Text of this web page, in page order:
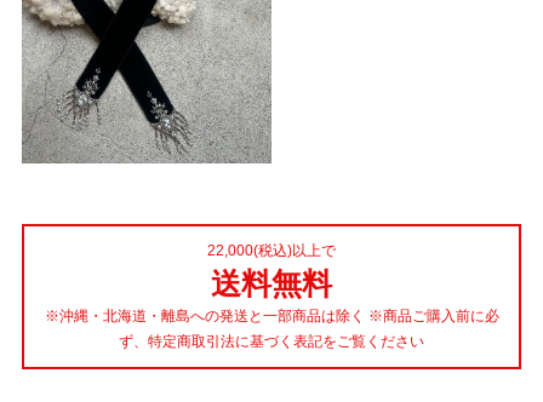
22,000(税込)以上で
送料無料
※沖縄・北海道・離島への発送と一部商品は除く ※商品ご購入前に必
ず、特定商取引法に基づく表記をご覧ください